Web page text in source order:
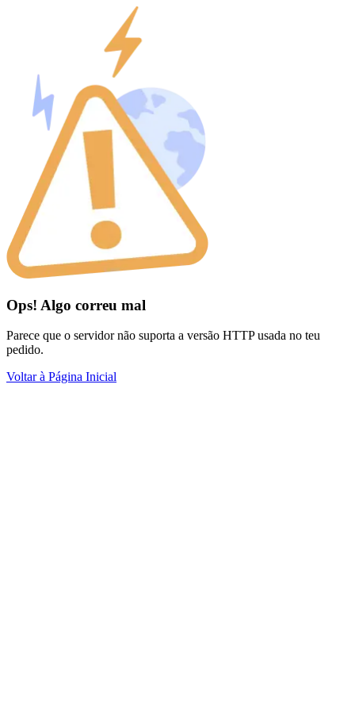
Ops! Algo correu mal
Parece que o servidor não suporta a versão HTTP usada no teu
pedido.
Voltar à Página Inicial